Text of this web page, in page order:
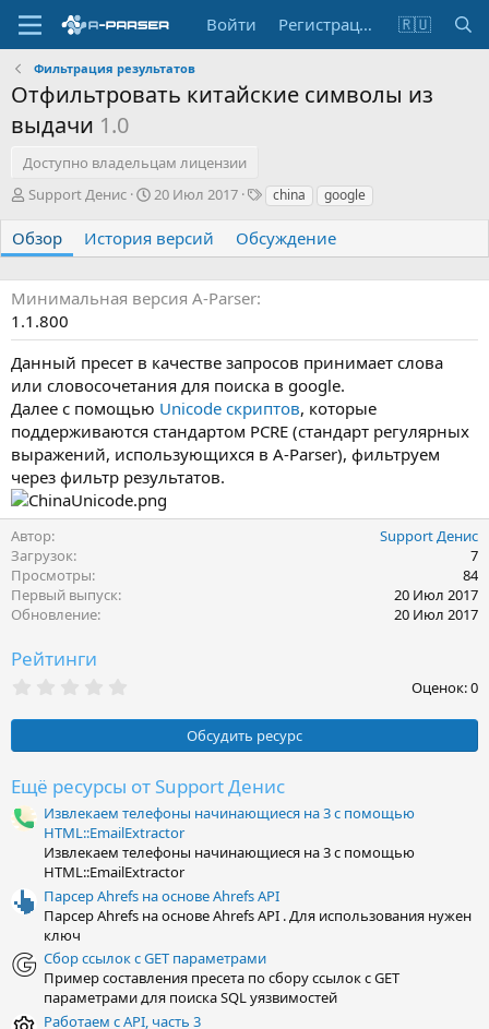
Войти Регистрация 🇷🇺
Фильтрация результатов
Отфильтровать китайские символы из
выдачи 1.0
Доступно владельцам лицензии
А
т
о
Support Денис
Д
т
а
о
з
н
и
я
20 Июл 2017
Т
г
и
china google
Обзор История версий Обсуждение
Минимальная версия A-Parser
1.1.800
Данный пресет в качестве запросов принимает слова
или словосочетания для поиска в google.
Далее с помощью Unicode скриптов, которые
поддерживаются стандартом PCRE (стандарт регулярных
выражений, использующихся в A-Parser), фильтруем
через фильтр результатов.
Автор
Support Денис
Загрузок
7
Просмотры
84
Первый выпуск
20 Июл 2017
Обновление
20 Июл 2017
Рейтинги
0
з
ё
з
д
Оценок: 0
Обсудить ресурс
Ещё ресурсы от Support Денис
Извлекаем телефоны начинающиеся на 3 с помощью
HTML::EmailExtractor
Извлекаем телефоны начинающиеся на 3 с помощью
HTML::EmailExtractor
Парсер Ahrefs на основе Ahrefs API
Парсер Ahrefs на основе Ahrefs API . Для использования нужен
ключ
Сбор ссылок с GET параметрами
Пример составления пресета по сбору ссылок с GET
параметрами для поиска SQL уязвимостей
Работаем с API, часть 3